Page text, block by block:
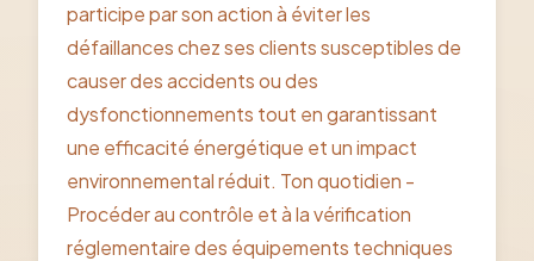
participe par son action à éviter les
défaillances chez ses clients susceptibles de
causer des accidents ou des
dysfonctionnements tout en garantissant
une efficacité énergétique et un impact
environnemental réduit. Ton quotidien -
Procéder au contrôle et à la vérification
réglementaire des équipements techniques